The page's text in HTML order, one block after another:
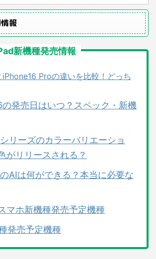
報
新機種発売情報
iPhone16 Proの違いを比較！どっち
発売日はいつ？スペック・新機
リーズのカラーバリエーショ
がリリースされる？
AIは何ができる？本当に必要な
マホ新機種発売予定機種
発売予定機種